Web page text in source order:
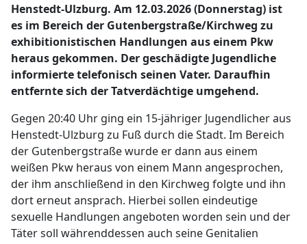
Henstedt-Ulzburg. Am 12.03.2026 (Donnerstag) ist
es im Bereich der Gutenbergstraße/Kirchweg zu
exhibitionistischen Handlungen aus einem Pkw
heraus gekommen. Der geschädigte Jugendliche
informierte telefonisch seinen Vater. Daraufhin
entfernte sich der Tatverdächtige umgehend.
Gegen 20:40 Uhr ging ein 15-jähriger Jugendlicher aus
Henstedt-Ulzburg zu Fuß durch die Stadt. Im Bereich
der Gutenbergstraße wurde er dann aus einem
weißen Pkw heraus von einem Mann angesprochen,
der ihm anschließend in den Kirchweg folgte und ihn
dort erneut ansprach. Hierbei sollen eindeutige
sexuelle Handlungen angeboten worden sein und der
Täter soll währenddessen auch seine Genitalien